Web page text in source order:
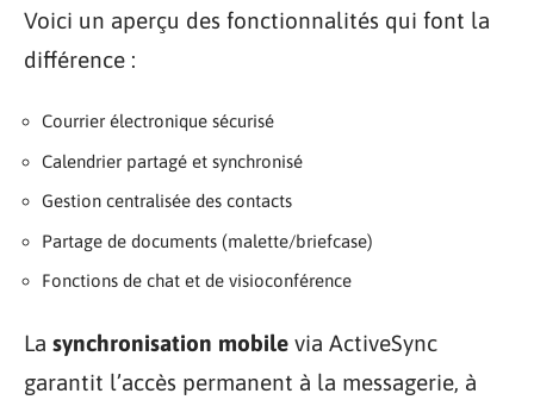
Voici un aperçu des fonctionnalités qui font la
différence :
Courrier électronique sécurisé
Calendrier partagé et synchronisé
Gestion centralisée des contacts
Partage de documents (malette/briefcase)
Fonctions de chat et de visioconférence
La synchronisation mobile via ActiveSync
garantit l’accès permanent à la messagerie, à